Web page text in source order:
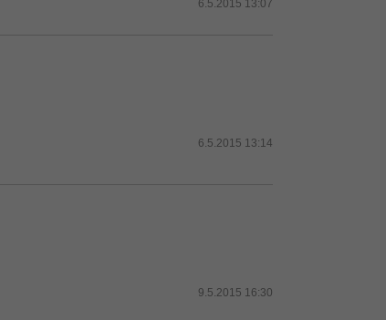
6.5.2015 13:07
6.5.2015 13:14
9.5.2015 16:30